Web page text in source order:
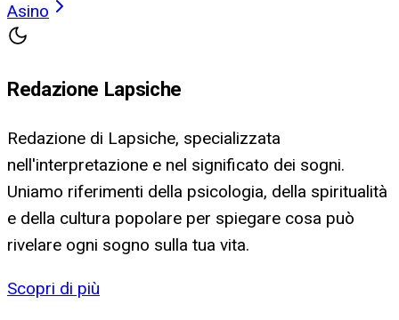
Asino
Redazione Lapsiche
Redazione di Lapsiche, specializzata
nell'interpretazione e nel significato dei sogni.
Uniamo riferimenti della psicologia, della spiritualità
e della cultura popolare per spiegare cosa può
rivelare ogni sogno sulla tua vita.
Scopri di più